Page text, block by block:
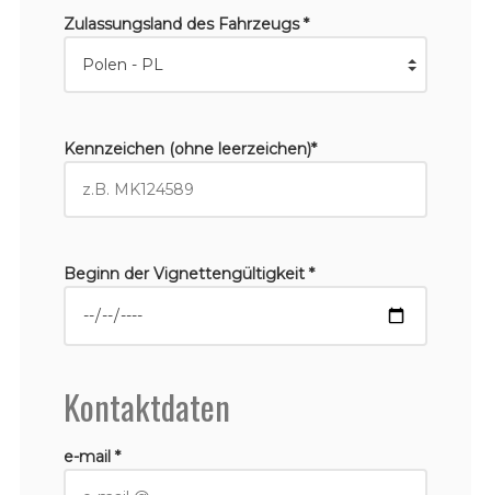
Zulassungsland des Fahrzeugs *
Kennzeichen (ohne leerzeichen)*
Beginn der Vignettengültigkeit *
Kontaktdaten
e-mail *